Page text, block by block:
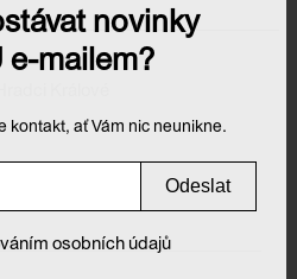
novinky
e-mailem?
kontakt, ať Vám nic neunikne.
Odeslat
osobních údajů